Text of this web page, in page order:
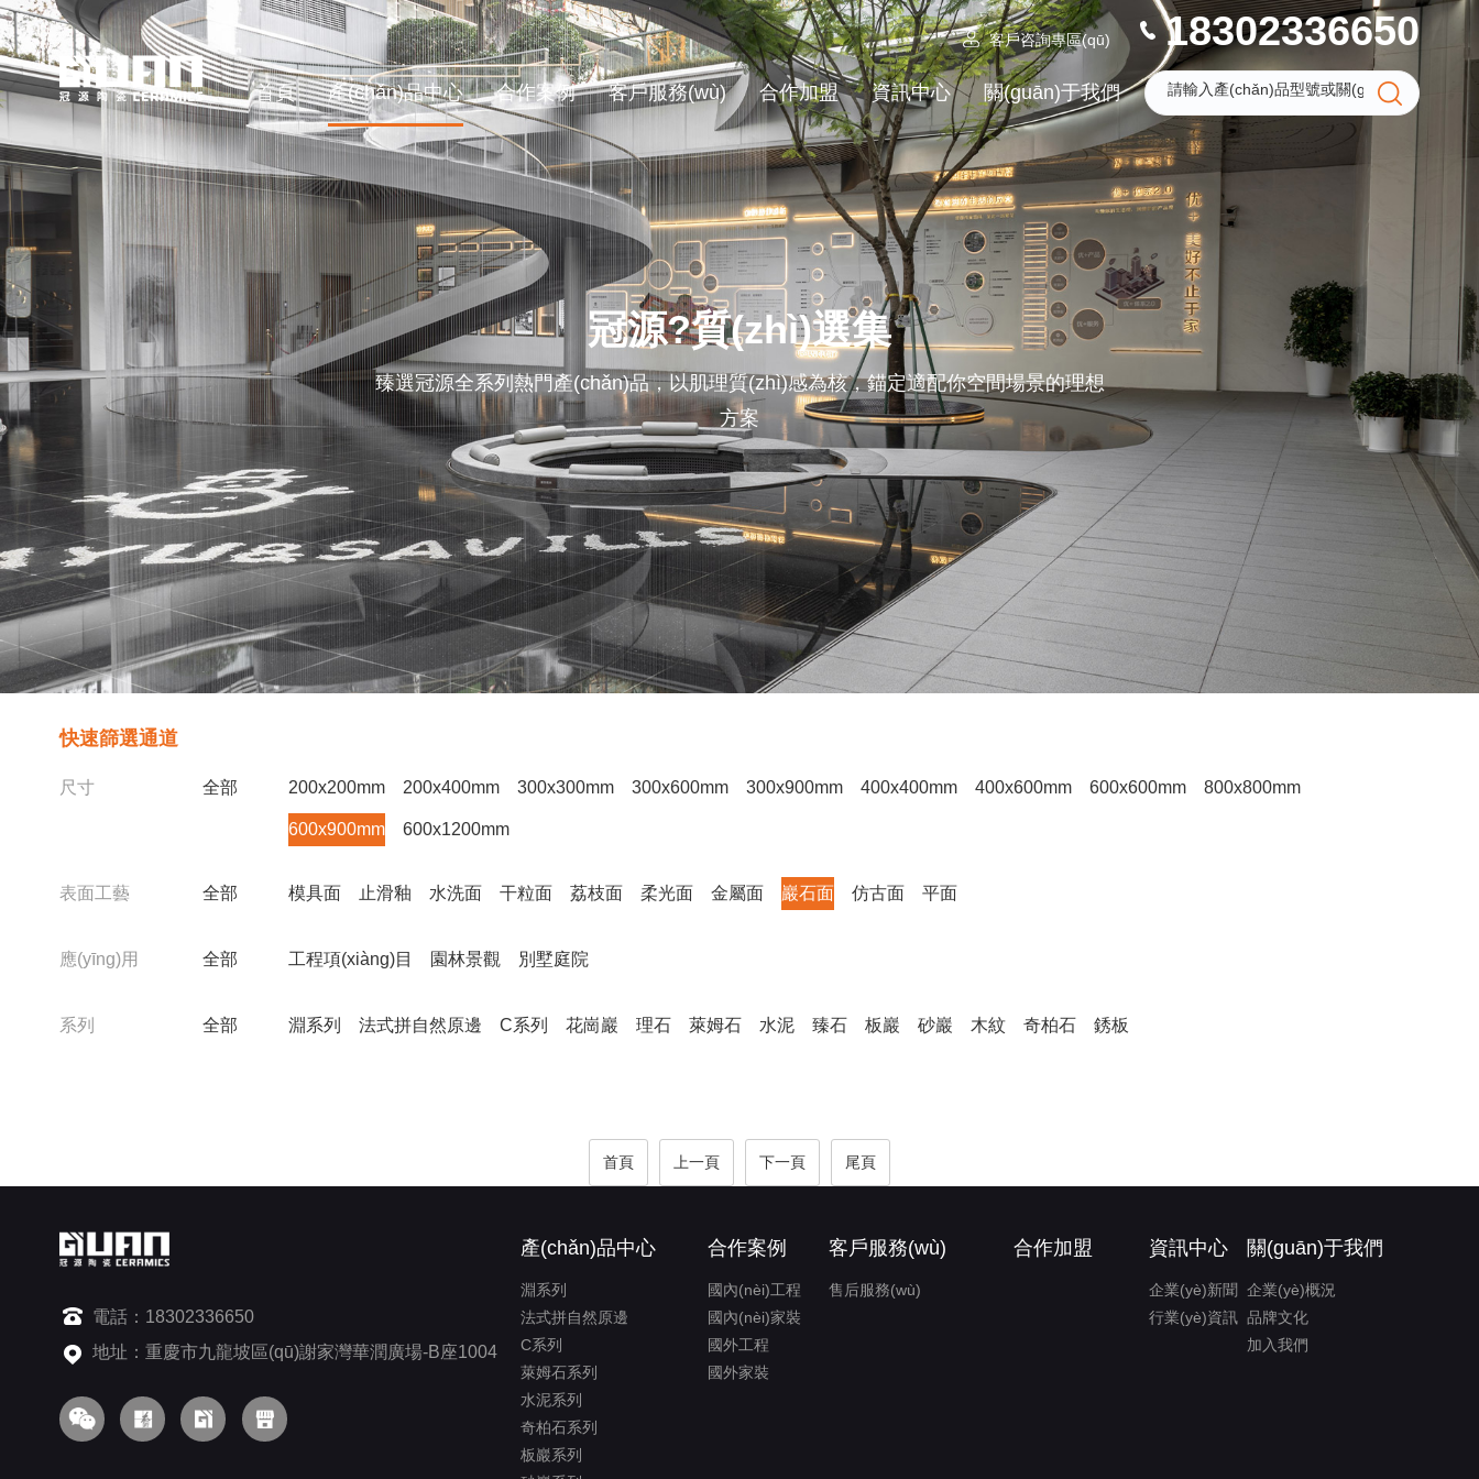
客戶咨詢專區(qū) 18302336650
首頁 產(chǎn)品中心 合作案例 客戶服務(wù) 合作加盟 資訊中心 關(guān)于我們
冠源?質(zhì)選集
臻選冠源全系列熱門產(chǎn)品，以肌理質(zhì)感為核，錨定適配你空間場景的理想
方案
快速篩選通道
尺寸 全部 200x200mm 200x400mm 300x300mm 300x600mm 300x900mm 400x400mm 400x600mm 600x600mm 800x800mm
600x900mm 600x1200mm
表面工藝 全部 模具面 止滑釉 水洗面 干粒面 荔枝面 柔光面 金屬面 巖石面 仿古面 平面
應(yīng)用 全部 工程項(xiàng)目 園林景觀 別墅庭院
系列 全部 淵系列 法式拼自然原邊 C系列 花崗巖 理石 萊姆石 水泥 臻石 板巖 砂巖 木紋 奇柏石 銹板
首頁 上一頁 下一頁 尾頁
產(chǎn)品中心
淵系列
法式拼自然原邊
C系列
萊姆石系列
水泥系列
奇柏石系列
板巖系列
合作案例
國內(nèi)工程
國內(nèi)家裝
國外工程
國外家裝
客戶服務(wù)
售后服務(wù)
合作加盟 資訊中心
企業(yè)新聞
行業(yè)資訊
關(guān)于我們
企業(yè)概況
品牌文化
加入我們
電話：18302336650
地址：重慶市九龍坡區(qū)謝家灣華潤廣場-B座1004